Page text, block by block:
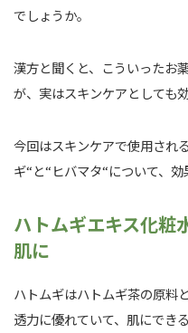
でしょうか。
漢方と聞くと、こういったお
が、実はスキンケアとしても
今回はスキンケアで使用され
ギ“と“ヒバマタ“について、
ハトムギエキス化粧
肌に
ハトムギはハトムギ茶の原料
透力に優れていて、肌にでき